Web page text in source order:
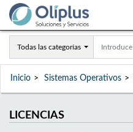
Todas las categorías
Inicio Sistemas Operativos
LICENCIAS